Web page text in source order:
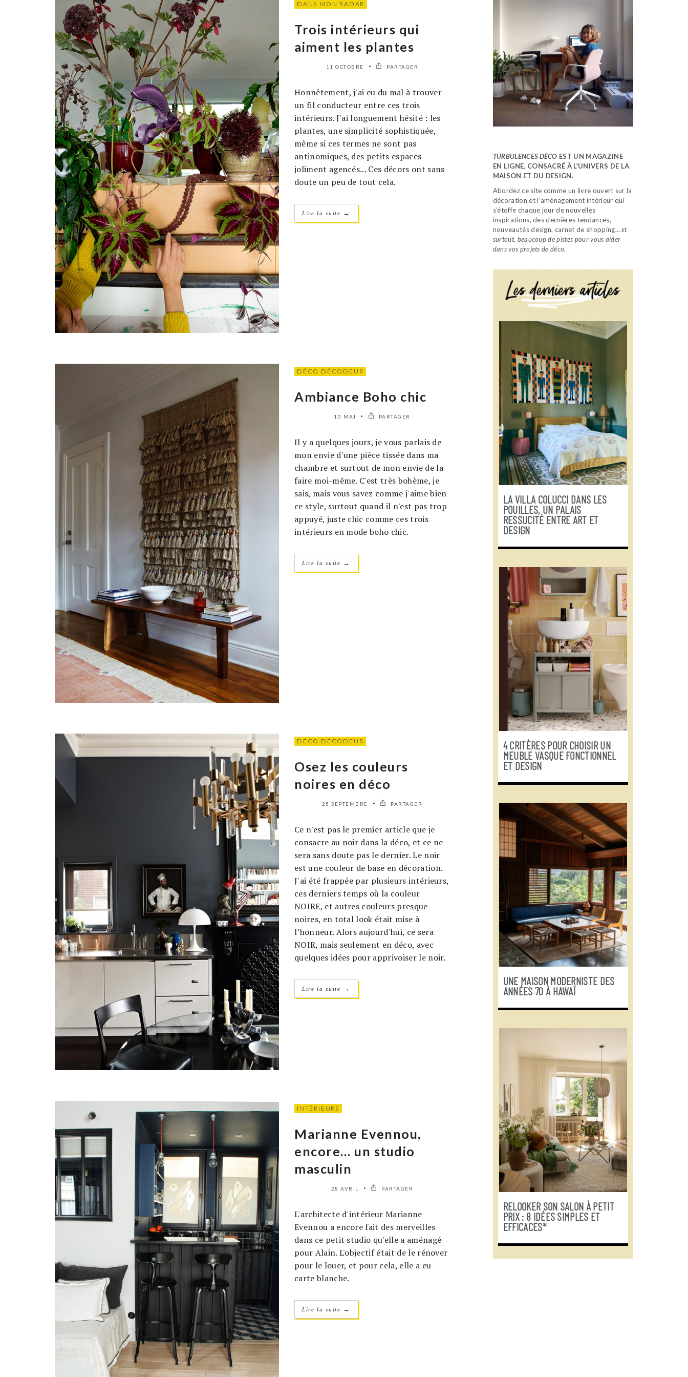
DANS MON RADAR
Trois intérieurs qui
aiment les plantes
11 OCTOBRE PARTAGER
Honnêtement, j'ai eu du mal à trouver
un fil conducteur entre ces trois
intérieurs. J'ai longuement hésité : les
plantes, une simplicité sophistiquée,
même si ces termes ne sont pas
antinomiques, des petits espaces
joliment agencés... Ces décors ont sans
doute un peu de tout cela.
Lire la suite →
DÉCO DÉCODEUR
Ambiance Boho chic
10 MAI PARTAGER
Il y a quelques jours, je vous parlais de
mon envie d'une pièce tissée dans ma
chambre et surtout de mon envie de la
faire moi-même. C'est très bohème, je
sais, mais vous savez comme j'aime bien
ce style, surtout quand il n'est pas trop
appuyé, juste chic comme ces trois
intérieurs en mode boho chic.
Lire la suite →
DÉCO DÉCODEUR
Osez les couleurs
noires en déco
25 SEPTEMBRE PARTAGER
Ce n'est pas le premier article que je
consacre au noir dans la déco, et ce ne
sera sans doute pas le dernier. Le noir
est une couleur de base en décoration.
J'ai été frappée par plusieurs intérieurs,
ces derniers temps où la couleur
NOIRE, et autres couleurs presque
noires, en total look était mise à
l’honneur. Alors aujourd'hui, ce sera
NOIR, mais seulement en déco, avec
quelques idées pour apprivoiser le noir.
Lire la suite →
INTÉRIEURS
Marianne Evennou,
encore… un studio
masculin
28 AVRIL PARTAGER
L'architecte d'intérieur Marianne
Evennou a encore fait des merveilles
dans ce petit studio qu'elle a aménagé
pour Alain. L'objectif était de le rénover
pour le louer, et pour cela, elle a eu
carte blanche.
Lire la suite →
TURBULENCES DÉCO EST UN MAGAZINE
EN LIGNE, CONSACRÉ À L’UNIVERS DE LA
MAISON ET DU DESIGN.
Abordez ce site comme un livre ouvert sur la
décoration et l’aménagement intérieur qui
s’étoffe chaque jour de nouvelles
inspirations, des dernières tendances,
nouveautés design, carnet de shopping…et
surtout, beaucoup de pistes pour vous aider
dans vos projets de déco.
LA VILLA COLUCCI DANS LES
POUILLES, UN PALAIS
RESSUCITÉ ENTRE ART ET
DESIGN
4 CRITÈRES POUR CHOISIR UN
MEUBLE VASQUE FONCTIONNEL
ET DESIGN
UNE MAISON MODERNISTE DES
ANNÉES 70 À HAWAÏ
RELOOKER SON SALON À PETIT
PRIX : 8 IDÉES SIMPLES ET
EFFICACES*